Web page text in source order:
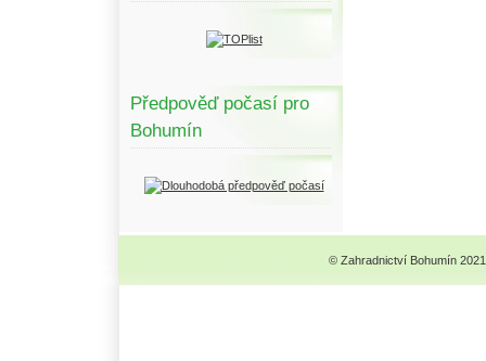
Předpověď počasí pro
Bohumín
© Zahradnictví Bohumín